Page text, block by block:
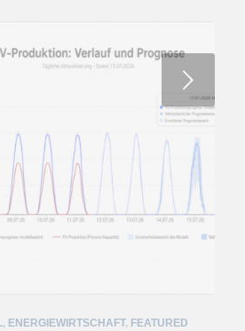
, ENERGIEWIRTSCHAFT, FEATURED